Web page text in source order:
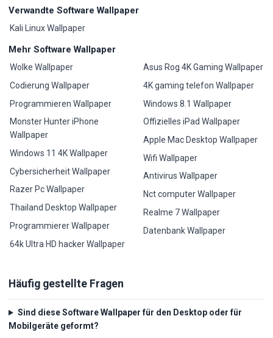
Verwandte Software Wallpaper
Kali Linux Wallpaper
Mehr Software Wallpaper
Wolke Wallpaper
Codierung Wallpaper
Programmieren Wallpaper
Monster Hunter iPhone
Wallpaper
Windows 11 4K Wallpaper
Cybersicherheit Wallpaper
Razer Pc Wallpaper
Thailand Desktop Wallpaper
Programmierer Wallpaper
64k Ultra HD hacker Wallpaper
Asus Rog 4K Gaming Wallpaper
4K gaming telefon Wallpaper
Windows 8.1 Wallpaper
Offizielles iPad Wallpaper
Apple Mac Desktop Wallpaper
Wifi Wallpaper
Antivirus Wallpaper
Nct computer Wallpaper
Realme 7 Wallpaper
Datenbank Wallpaper
Häufig gestellte Fragen
Sind diese Software Wallpaper für den Desktop oder für
Mobilgeräte geformt?